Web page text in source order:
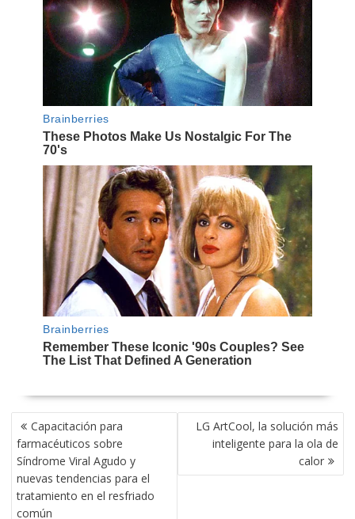
NAVEGACIÓN
DE
ENTRADAS
Capacitación para
farmacéuticos sobre
Síndrome Viral Agudo y
nuevas tendencias para el
tratamiento en el resfriado
común
LG ArtCool, la solución más
inteligente para la ola de
calor